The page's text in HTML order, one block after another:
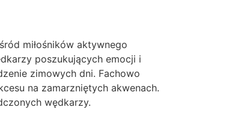
miłośników aktywnego
poszukujących emocji i
zimowych dni. Fachowo
na zamarzniętych akwenach.
wędkarzy.